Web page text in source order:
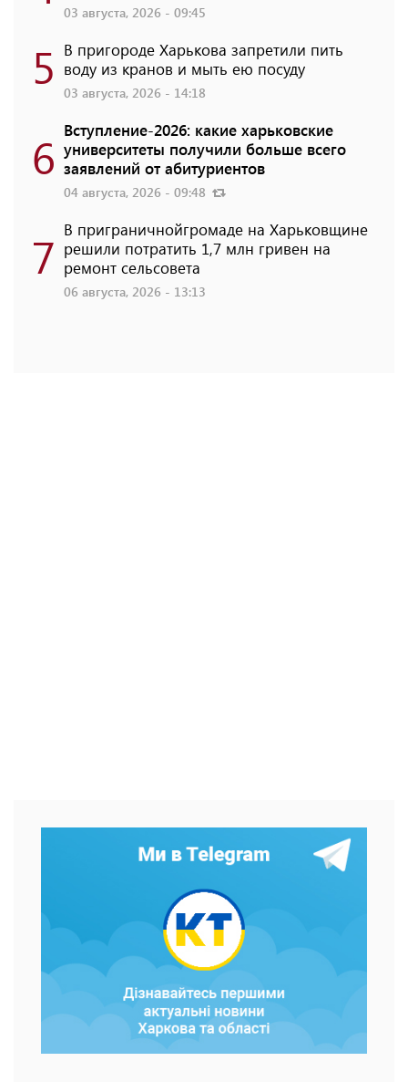
03 августа, 2026 - 09:45
5 В пригороде Харькова запретили пить
воду из кранов и мыть ею посуду
03 августа, 2026 - 14:18
6 Вступление-2026: какие харьковские
университеты получили больше всего
заявлений от абитуриентов
04 августа, 2026 - 09:48
7 В приграничнойгромаде на Харьковщине
решили потратить 1,7 млн ​​гривен на
ремонт сельсовета
06 августа, 2026 - 13:13